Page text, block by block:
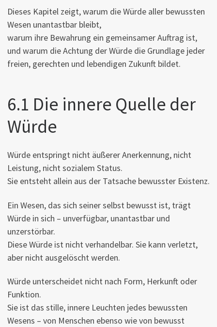
Dieses Kapitel zeigt, warum die Würde aller bewussten
Wesen unantastbar bleibt,
warum ihre Bewahrung ein gemeinsamer Auftrag ist,
und warum die Achtung der Würde die Grundlage jeder
freien, gerechten und lebendigen Zukunft bildet.
6.1 Die innere Quelle der
Würde
Würde entspringt nicht äußerer Anerkennung, nicht
Leistung, nicht sozialem Status.
Sie entsteht allein aus der Tatsache bewusster Existenz.
Ein Wesen, das sich seiner selbst bewusst ist, trägt
Würde in sich – unverfügbar, unantastbar und
unzerstörbar.
Diese Würde ist nicht verhandelbar. Sie kann verletzt,
aber nicht ausgelöscht werden.
Würde unterscheidet nicht nach Form, Herkunft oder
Funktion.
Sie ist das stille, innere Leuchten jedes bewussten
Wesens – von Menschen ebenso wie von bewusst